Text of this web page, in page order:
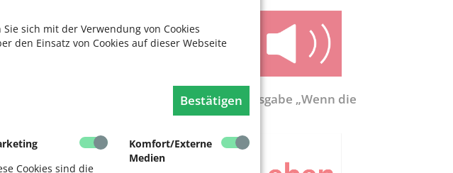
sich mit der Verwendung von Cookies
den Einsatz von Cookies auf dieser Webseite
Bestätigen
Cookies sind die
Komfort/Externe
Medien
– mit
in jeder Form
KölnerLeben-Sonderausgabe „Wenn die
Rente nicht reicht“